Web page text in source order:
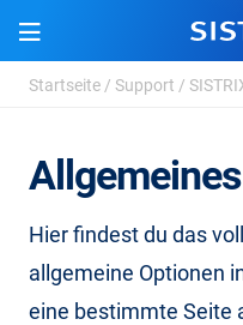
Startseite / Support /
Allgemeines
Hier findest du das
allgemeine Optionen
eine bestimmte Seite